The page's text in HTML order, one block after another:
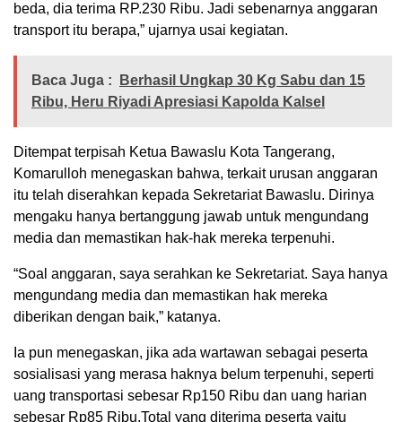
beda, dia terima RP.230 Ribu. Jadi sebenarnya anggaran
transport itu berapa,” ujarnya usai kegiatan.
Baca Juga :
Berhasil Ungkap 30 Kg Sabu dan 15
Ribu, Heru Riyadi Apresiasi Kapolda Kalsel
Ditempat terpisah Ketua Bawaslu Kota Tangerang,
Komarulloh menegaskan bahwa, terkait urusan anggaran
itu telah diserahkan kepada Sekretariat Bawaslu. Dirinya
mengaku hanya bertanggung jawab untuk mengundang
media dan memastikan hak-hak mereka terpenuhi.
“Soal anggaran, saya serahkan ke Sekretariat. Saya hanya
mengundang media dan memastikan hak mereka
diberikan dengan baik,” katanya.
Ia pun menegaskan, jika ada wartawan sebagai peserta
sosialisasi yang merasa haknya belum terpenuhi, seperti
uang transportasi sebesar Rp150 Ribu dan uang harian
sebesar Rp85 Ribu.Total yang diterima peserta yaitu